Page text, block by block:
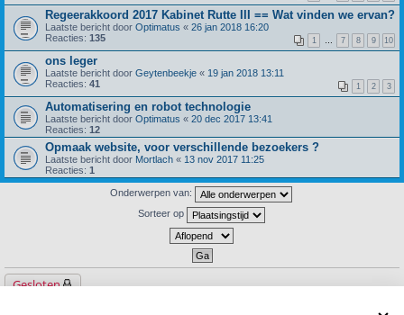
Regeerakkoord 2017 Kabinet Rutte III == Wat vinden we ervan?
Laatste bericht door Optimatus « 26 jan 2018 16:20
Reacties: 135 1 7 8 9 10
ons leger
Laatste bericht door Geytenbeekje « 19 jan 2018 13:11
Reacties: 41 1 2 3
Automatisering en robot technologie
Laatste bericht door Optimatus « 20 dec 2017 13:41
Reacties: 12
Opmaak website, voor verschillende bezoekers ?
Laatste bericht door Mortlach « 13 nov 2017 11:25
Reacties: 1
Onderwerpen van:
Sorteer op
Gesloten